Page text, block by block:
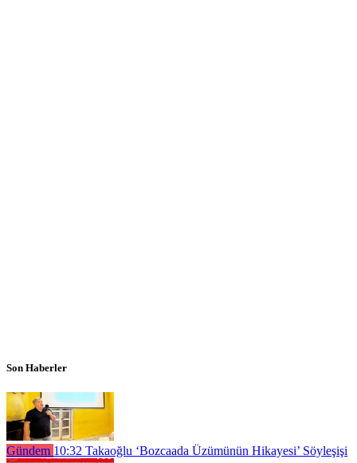
Son Haberler
Gündem 10:32 Takaoğlu ‘Bozcaada Üzümünün Hikayesi’ Söyleşişi